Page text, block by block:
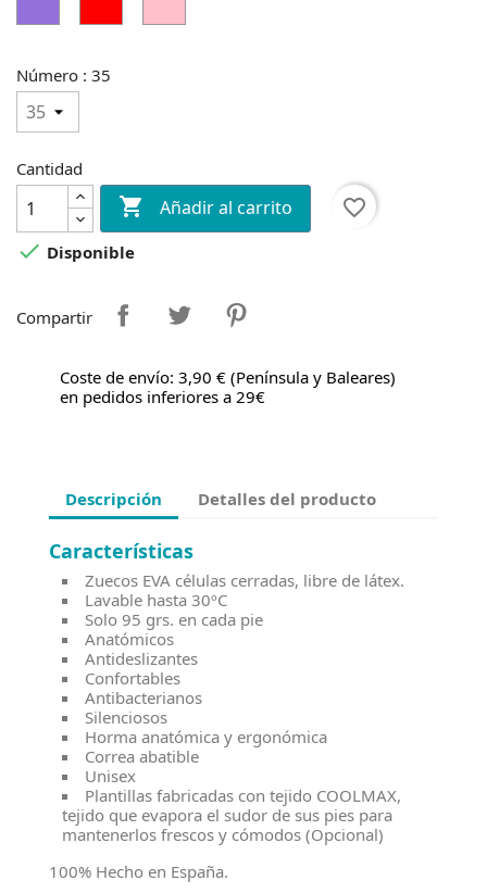
Número : 35
Cantidad
 Añadir al carrito
favorite_border
 Disponible
Compartir
Coste de envío: 3,90 € (Península y Baleares)
en pedidos inferiores a 29€
Descripción Detalles del producto
Características
Zuecos EVA células cerradas, libre de látex.
Lavable hasta 30ºC
Solo 95 grs. en cada pie
Anatómicos
Antideslizantes
Confortables
Antibacterianos
Silenciosos
Horma anatómica y ergonómica
Correa abatible
Unisex
Plantillas fabricadas con tejido COOLMAX,
tejido que evapora el sudor de sus pies para
mantenerlos frescos y cómodos (Opcional)
100% Hecho en España.